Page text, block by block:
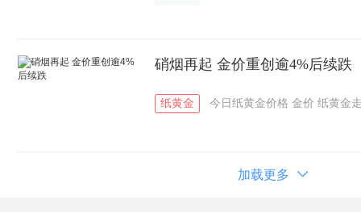
硝烟再起 金价重创逾4%后续跌
纸黄金 今日纸黄金价格 金价 纸黄金
加载更多